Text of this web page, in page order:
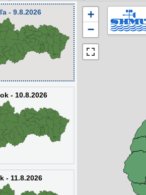
- 9.8.2026
- 10.8.2026
- 11.8.2026
+
−